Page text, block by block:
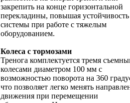
закрепить на конце горизонтальной
перекладины, повышая устойчивость
системы при работе с тяжелым
оборудованием.
Колеса с тормозами
Тренога комплектуется тремя
колесами диаметром 100 мм с
возможностью поворота на 360
что позволяет легко менять
движения при перемещении